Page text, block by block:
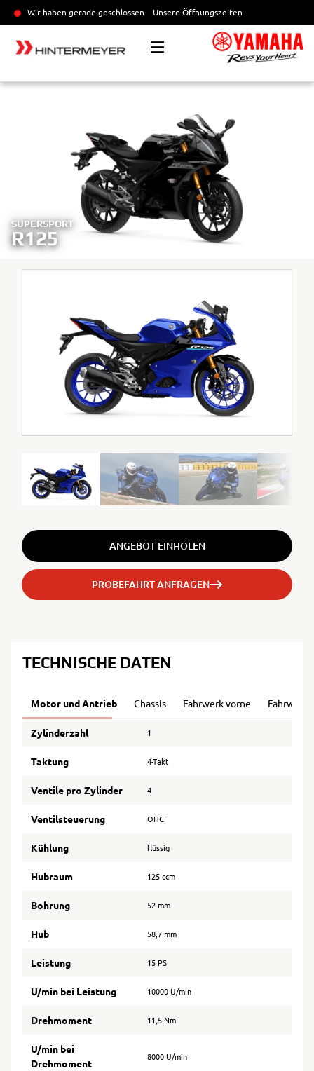
Wir haben gerade geschlossen Unsere Öffnungszeiten
SUPERSPORT
R125
ANGEBOT EINHOLEN
PROBEFAHRT ANFRAGEN
TECHNISCHE DATEN
Motor und Antrieb Chassis Fahrwerk vorne Fahrwerk
Zylinderzahl 1
Taktung 4-Takt
Ventile pro Zylinder 4
Ventilsteuerung OHC
Kühlung flüssig
Hubraum 125 ccm
Bohrung 52 mm
Hub 58,7 mm
Leistung 15 PS
U/min bei Leistung 10000 U/min
Drehmoment 11,5 Nm
U/min bei
Drehmoment
8000 U/min